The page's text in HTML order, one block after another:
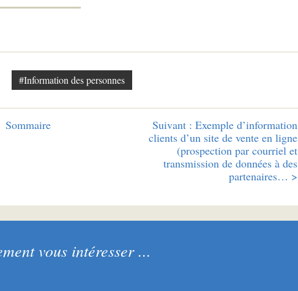
#Information des personnes
Sommaire Suivant : Exemple d’information
clients d’un site de vente en ligne
(prospection par courriel et
transmission de données à des
partenaires… >
vous intéresser ...